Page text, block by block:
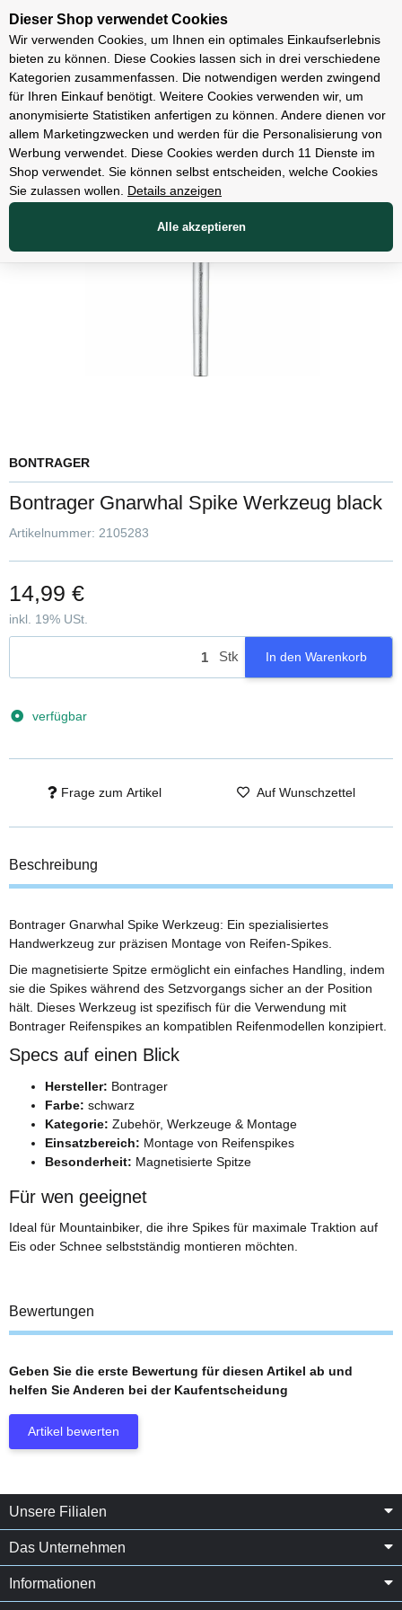
Unsere Filialen
Zubehör
BONTRAGER
Bontrager Gnarwhal Spike Werkzeug black
Artikelnummer: 2105283
14,99 €
inkl. 19% USt.
Stk In den Warenkorb
verfügbar
Frage zum Artikel Auf Wunschzettel
Beschreibung
Bontrager Gnarwhal Spike Werkzeug: Ein spezialisiertes
Handwerkzeug zur präzisen Montage von Reifen-Spikes.
Die magnetisierte Spitze ermöglicht ein einfaches Handling, indem
sie die Spikes während des Setzvorgangs sicher an der Position
hält. Dieses Werkzeug ist spezifisch für die Verwendung mit
Bontrager Reifenspikes an kompatiblen Reifenmodellen konzipiert.
Specs auf einen Blick
Hersteller: Bontrager
Farbe: schwarz
Kategorie: Zubehör, Werkzeuge & Montage
Einsatzbereich: Montage von Reifenspikes
Besonderheit: Magnetisierte Spitze
Für wen geeignet
Ideal für Mountainbiker, die ihre Spikes für maximale Traktion auf
Eis oder Schnee selbstständig montieren möchten.
Bewertungen
Geben Sie die erste Bewertung für diesen Artikel ab und
helfen Sie Anderen bei der Kaufentscheidung
Artikel bewerten
Unsere Filialen
Das Unternehmen
Informationen
Dieser Shop verwendet Cookies
Wir verwenden Cookies, um Ihnen ein optimales Einkaufserlebnis
bieten zu können. Diese Cookies lassen sich in drei verschiedene
Kategorien zusammenfassen. Die notwendigen werden zwingend
für Ihren Einkauf benötigt. Weitere Cookies verwenden wir, um
anonymisierte Statistiken anfertigen zu können. Andere dienen vor
allem Marketingzwecken und werden für die Personalisierung von
Werbung verwendet. Diese Cookies werden durch 11 Dienste im
Shop verwendet. Sie können selbst entscheiden, welche Cookies
Sie zulassen wollen.
Details anzeigen
Alle akzeptieren